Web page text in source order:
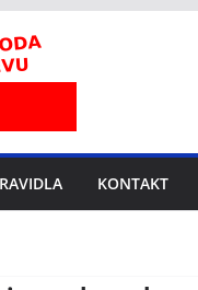
KONTAKT